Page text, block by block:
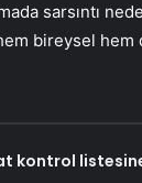
sarsıntı
bireysel hem
kontrol